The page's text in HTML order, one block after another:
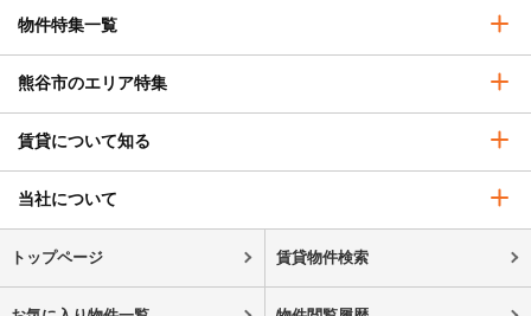
物件特集一覧
熊谷市のエリア特集
賃貸について知る
当社について
トップページ 賃貸物件検索